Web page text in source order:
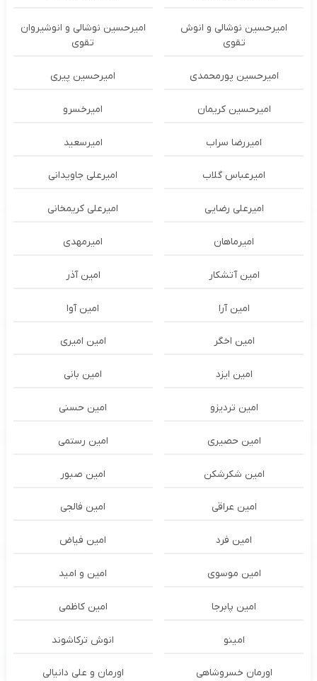
امیرحسین نوشالی و انوش
تقوی
امیرحسین نوشالی و انوشیروان
تقوی
امیرحسین پورمحمدی امیرحسین پیری
امیرحسین کریمان امیرخسرو
امیررضا سراب امیرسعید
امیرعباس گلاب امیرعلی جاویدانی
امیرعلی رضایی امیرعلی کریمخانی
امیرماهان امیرمهدی
امین آتشکار امین آذر
امین آرا امین آوا
امین اخگر امین امیری
امین ایزد امین بانی
امین تردیزو امین حسنی
امین حصیری امین رستمی
امین شکرشکن امین صبور
امین عراقی امین فالجی
امین فرد امین فیاض
امین موسوی امین و امید
امین پابرجا امین کاظمی
امینو انوش ترکاشوند
اورمان خسروشاهی اورمان و علی دانیالی